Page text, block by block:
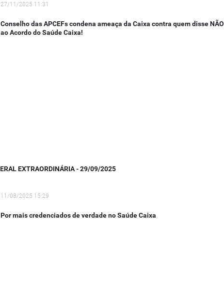
27/11/2025 11:31
Conselho das APCEFs condena ameaça da Caixa contra quem disse NÃO
ao Acordo do Saúde Caixa!
EXTRAORDINÁRIA - 29/09/2025
11/08/2025 15:29
Por mais credenciados de verdade no Saúde Caixa